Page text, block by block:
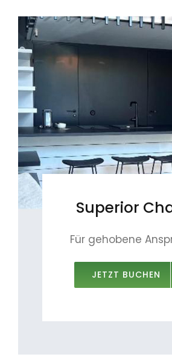
Superior
Für gehobene
JETZT BUCHEN